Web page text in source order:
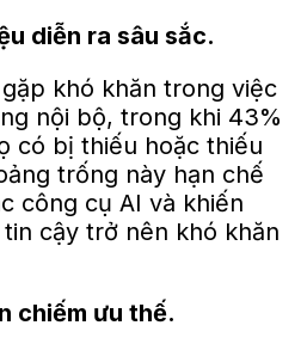
diễn ra sâu sắc.
khó khăn trong việc
nội bộ, trong khi 43%
có bị thiếu hoặc thiếu
trống này hạn chế
công cụ AI và khiến
cậy trở nên khó khăn
chiếm ưu thế.